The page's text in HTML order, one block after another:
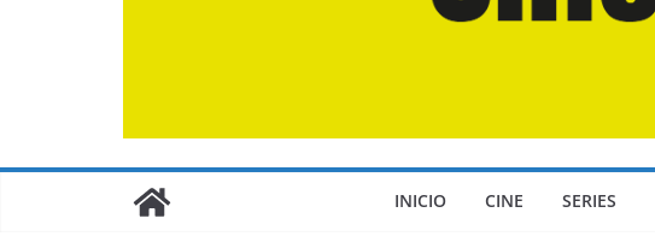
INICIO CINE SERIES